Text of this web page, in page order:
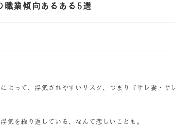
職業傾向あるある5選
よって、浮気されやすいリスク、つまり『サレ妻・サ
気を繰り返している、なんて悲しいことも。